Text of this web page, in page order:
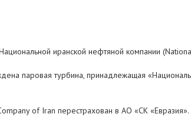
иранской нефтяной компании
паровая турбина, принадлежащая
of Iran перестрахован в АО «СК